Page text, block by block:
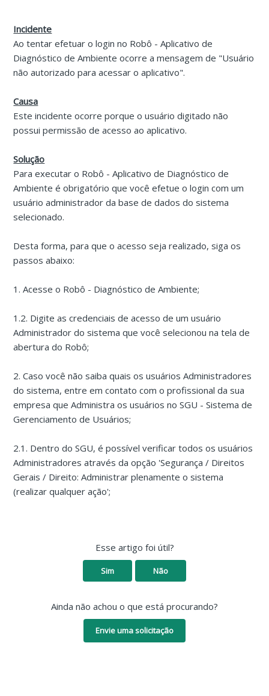
Incidente
Ao tentar efetuar o login no Robô - Aplicativo de
Diagnóstico de Ambiente ocorre a mensagem de "Usuário
não autorizado para acessar o aplicativo".
Causa
Este incidente ocorre porque o usuário digitado não
possui permissão de acesso ao aplicativo.
Solução
Para executar o Robô - Aplicativo de Diagnóstico de
Ambiente é obrigatório que você efetue o login com um
usuário administrador da base de dados do sistema
selecionado.
Desta forma, para que o acesso seja realizado, siga os
passos abaixo:
1. Acesse o Robô - Diagnóstico de Ambiente;
1.2. Digite as credenciais de acesso de um usuário
Administrador do sistema que você selecionou na tela de
abertura do Robô;
2. Caso você não saiba quais os usuários Administradores
do sistema, entre em contato com o profissional da sua
empresa que Administra os usuários no SGU - Sistema de
Gerenciamento de Usuários;
2.1. Dentro do SGU, é possível verificar todos os usuários
Administradores através da opção 'Segurança / Direitos
Gerais / Direito: Administrar plenamente o sistema
(realizar qualquer ação';
Esse artigo foi útil?
Sim Não
Ainda não achou o que está procurando?
Envie uma solicitação